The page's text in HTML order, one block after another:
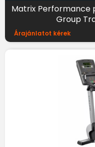
Matrix Performance professzionális szobakerékpár
Group
Árajánlatot kérek